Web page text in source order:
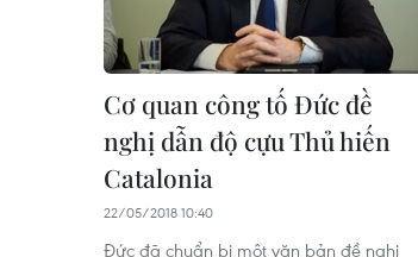
Cơ quan công tố Đức đề
nghị dẫn độ cựu Thủ hiến
Catalonia
22/05/2018 10:40
Đức đã chuẩn bị một văn bản đề nghị